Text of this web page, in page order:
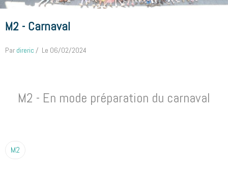
M2 - Carnaval
Par direric Le 06/02/2024
M2 - En mode préparation du carnaval
M2